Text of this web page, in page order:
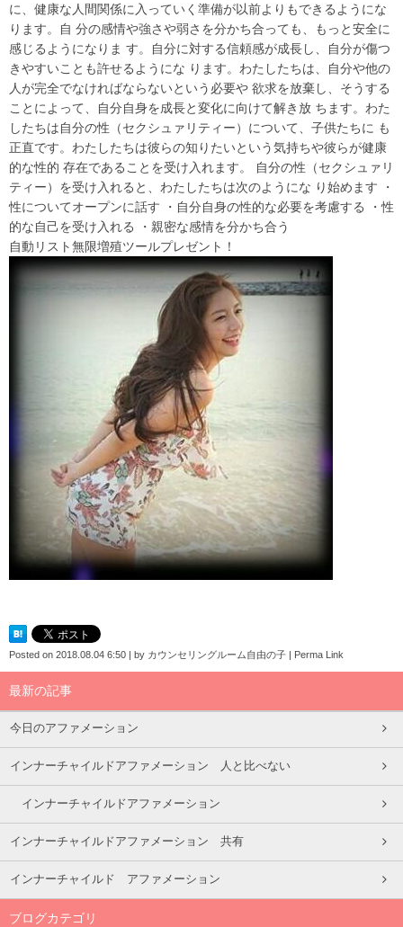
に、健康な人間関係に入っていく準備が以前よりもできるようにな
ります。自 分の感情や強さや弱さを分かち合っても、もっと安全に
感じるようになりま す。自分に対する信頼感が成長し、自分が傷つ
きやすいことも許せるようにな ります。わたしたちは、自分や他の
人が完全でなければならないという必要や 欲求を放棄し、そうする
ことによって、自分自身を成長と変化に向けて解き放 ちます。わた
したちは自分の性（セクシュァリティー）について、子供たちに も
正直です。わたしたちは彼らの知りたいという気持ちや彼らが健康
的な性的 存在であることを受け入れます。 自分の性（セクシュァリ
ティー）を受け入れると、わたしたちは次のようにな り始めます ・
性についてオープンに話す ・自分自身の性的な必要を考慮する ・性
的な自己を受け入れる ・親密な感情を分かち合う
自動リスト無限増殖ツールプレゼント！
Posted on 2018.08.04 6:50 | by カウンセリングルーム自由の子 | Perma Link
最新の記事
今日のアファメーション
インナーチャイルドアファメーション 人と比べない
インナーチャイルドアファメーション
インナーチャイルドアファメーション 共有
インナーチャイルド アファメーション
ブログカテゴリ